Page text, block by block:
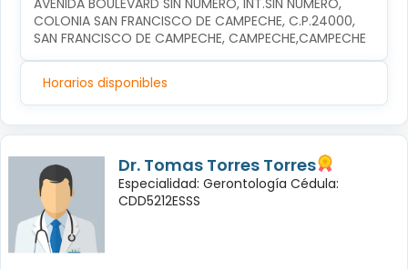
AVENIDA BOULEVARD SIN NÚMERO, INT.SIN NUMERO,
COLONIA SAN FRANCISCO DE CAMPECHE, C.P.24000,
SAN FRANCISCO DE CAMPECHE, CAMPECHE,CAMPECHE
Horarios disponibles
Dr. Tomas Torres Torres
Especialidad: Gerontología Cédula:
CDD5212ESSS